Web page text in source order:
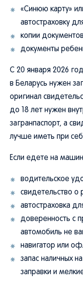
«Синюю карту»
автостраховку
копии
документы
С 20 января 2026
в Беларусь нужен
оригинал
до 18 лет нужен
загранпаспорт, а
лучше иметь при
Если едете на
водительское
свидетельство о
автостраховка
доверенность с
автомобиль не
навигатор или
запас наличных
заправки и